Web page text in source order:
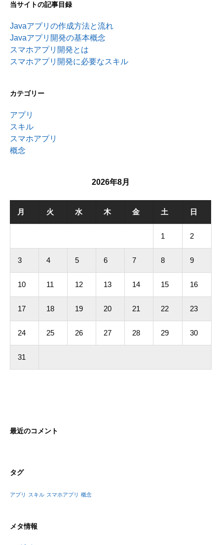
当サイトの記事目録
Javaアプリの作成方法と流れ
Javaアプリ開発の基本概念
スマホアプリ開発とは
スマホアプリ開発に必要なスキル
カテゴリー
アプリ
スキル
スマホアプリ
概念
2026年8月
月 火 水 木 金 土 日
1 2
3 4 5 6 7 8 9
10 11 12 13 14 15 16
17 18 19 20 21 22 23
24 25 26 27 28 29 30
31
最近のコメント
タグ
アプリ スキル スマホアプリ 概念
メタ情報